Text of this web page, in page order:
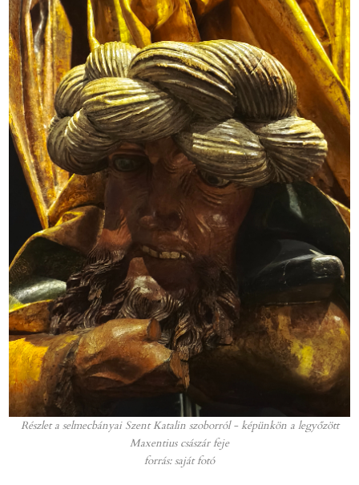
Részlet a selmecbányai Szent Katalin szoborról - képünkön a legyőzött
Maxentius császár feje
forrás: saját fotó